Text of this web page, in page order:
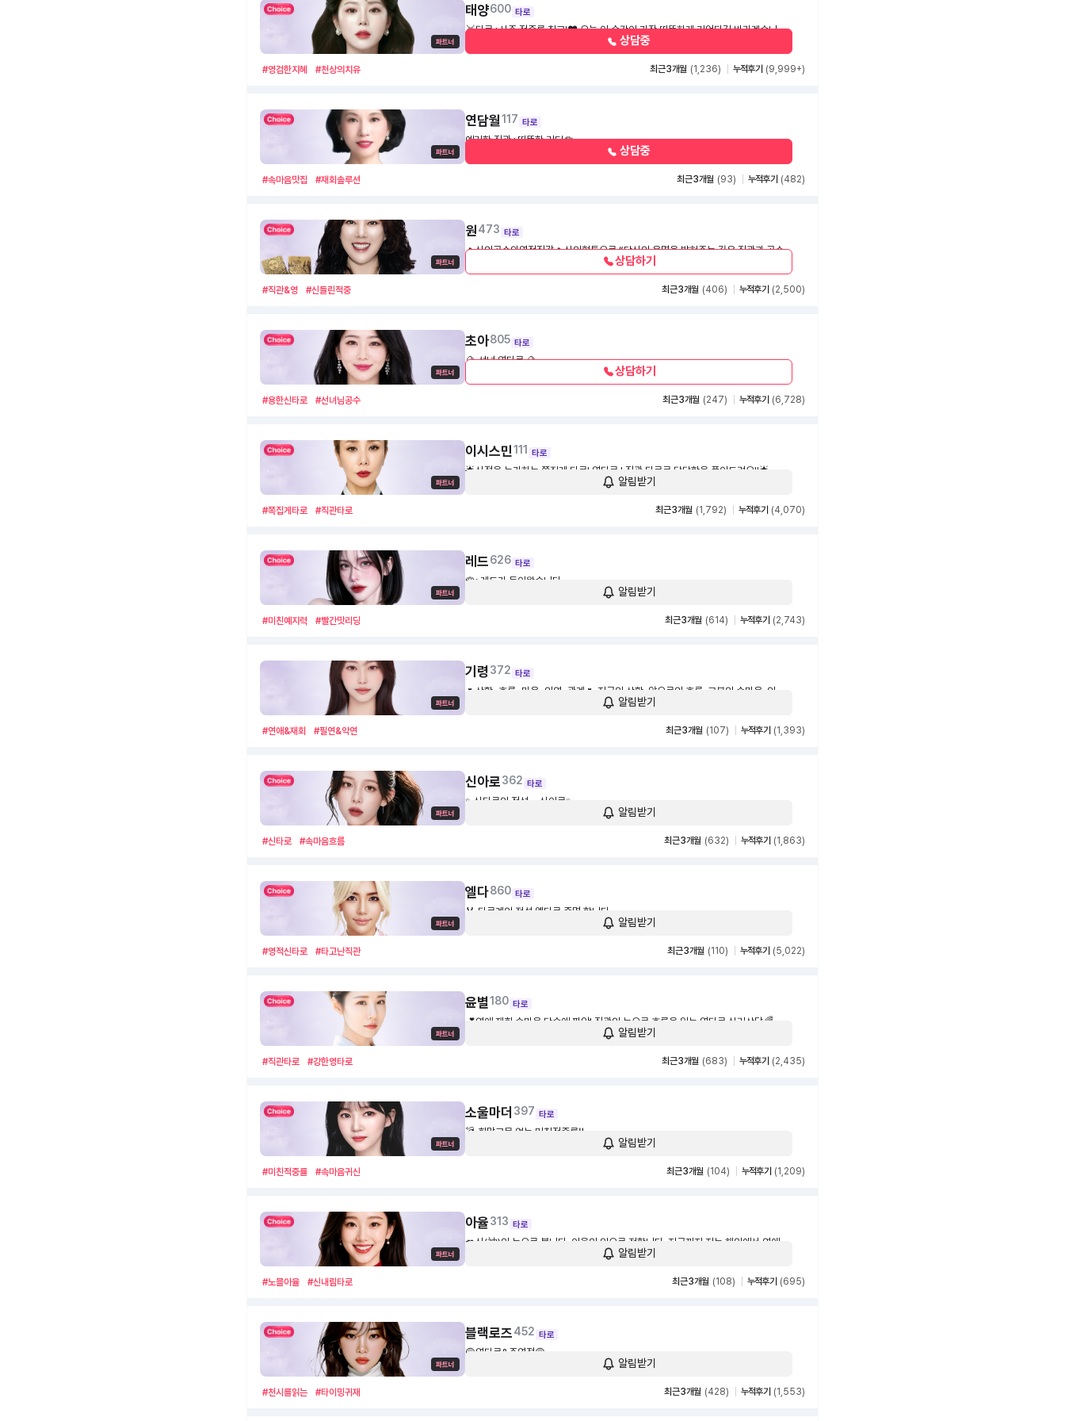
태양600 타로
🥇타로+사주 적중률 최고!❤️ 오늘 이 순간이 가장 따뜻하게 기억되길 바라겠습니다
상담중
#영검한지혜 #천상의치유 최근 3개월 (1,236) 누적후기 (9,999+)
연담월117 타로
예리한 직관+따뜻한 리딩🪷
상담중
#속마음맛집 #재회솔루션 최근 3개월 (93) 누적후기 (482)
원473 타로
🔥신의공수와영적직감🔥신의혈통으로 “당신의 운명을 밝혀주는 깊은 직관과 공수
의 연결”🔥신들린 타로리딩의 정수🔥집안 대대로 이어져 온 신의 혈통🔥흔들릴 때
상담하기
#직관&영 #신들린적중 최근 3개월 (406) 누적후기 (2,500)
초아805 타로
🔮 선녀 영타로 🔮
상담하기
#용한신타로 #선녀님공수 최근 3개월 (247) 누적후기 (6,728)
이시스민111 타로
🌟신점을 능가하는 쪽집게 타로! 영타로 ! 직관 타로로 답답함을 풀어드려요!!🌟
알림받기
#쪽집게타로 #직관타로 최근 3개월 (1,792) 누적후기 (4,070)
레드626 타로
🌹: 레드가 돌아왔습니다
알림받기
#미친예지력 #빨간맛리딩 최근 3개월 (614) 누적후기 (2,743)
기령372 타로
🌷상황•흐름•마음•인연•관계🌷 지금의 상황, 앞으로의 흐름, 그분의 속마음, 인연
의 끈, 관계의 시작, 나의 태도, 절실한 소원 모두 최고의 조건이 어렵다면 최선의 조건
알림받기
#연애&재회 #필연&악연 최근 3개월 (107) 누적후기 (1,393)
신아로362 타로
✨신타로의 정석 = 신아로✨
알림받기
#신타로 #속마음흐름 최근 3개월 (632) 누적후기 (1,863)
엘다860 타로
🏅 타로계의 전설 엘다로 증명 합니다
알림받기
#영적신타로 #타고난직관 최근 3개월 (110) 누적후기 (5,022)
윤별180 타로
💕연애·재회·속마음 단숨에 파악! 직관의 눈으로 흐름을 읽는 영타로 심리상담🌈
알림받기
#직관타로 #강한영타로 최근 3개월 (683) 누적후기 (2,435)
소울마더 397 타로
💣 희망고문 없는 미친적중률‼️
알림받기
#미친적중률 #속마음귀신 최근 3개월 (104) 누적후기 (1,209)
아율313 타로
💋신(神)의 눈으로 봅니다. 아율의 입으로 전합니다. 지금까지 저는 해외에서 연애도,
학업도, 돈도 내 마음대로 하고싶은대로 하며 신나게 살았습니다. 부잣집 막내딸에게
러분들의 생각, 걱정, 어려움을 내 것으로 알고, 이 고통을 한번만 봐 주십사, 풀어주십
알림받기
#노블아율 #신내림타로 최근 3개월 (108) 누적후기 (695)
블랙로즈452 타로
🟡영타로&주역점🟡
알림받기
#천시를읽는 #타이밍귀재 최근 3개월 (428) 누적후기 (1,553)